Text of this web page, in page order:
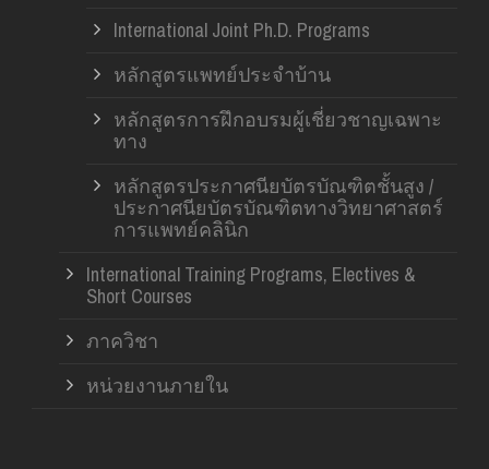
International Joint Ph.D. Programs
หลักสูตรแพทย์ประจำบ้าน
หลักสูตรการฝึกอบรมผู้เชี่ยวชาญเฉพาะ
ทาง
หลักสูตรประกาศนียบัตรบัณฑิตชั้นสูง /
ประกาศนียบัตรบัณฑิตทางวิทยาศาสตร์
การแพทย์คลินิก
International Training Programs, Electives &
Short Courses
ภาควิชา
หน่วยงานภายใน